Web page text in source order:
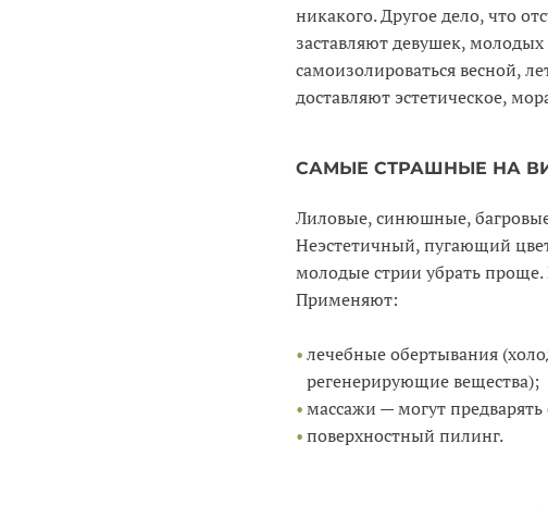
никакого. Другое дело, что
заставляют девушек,
самоизолироваться весной,
доставляют эстетическое,
САМЫЕ СТРАШНЫЕ НА
Лиловые, синюшные,
Неэстетичный, пугающий
молодые стрии убрать
Применяют:
лечебные обертывания
регенерирующие вещества);
массажи — могут
поверхностный пилинг.